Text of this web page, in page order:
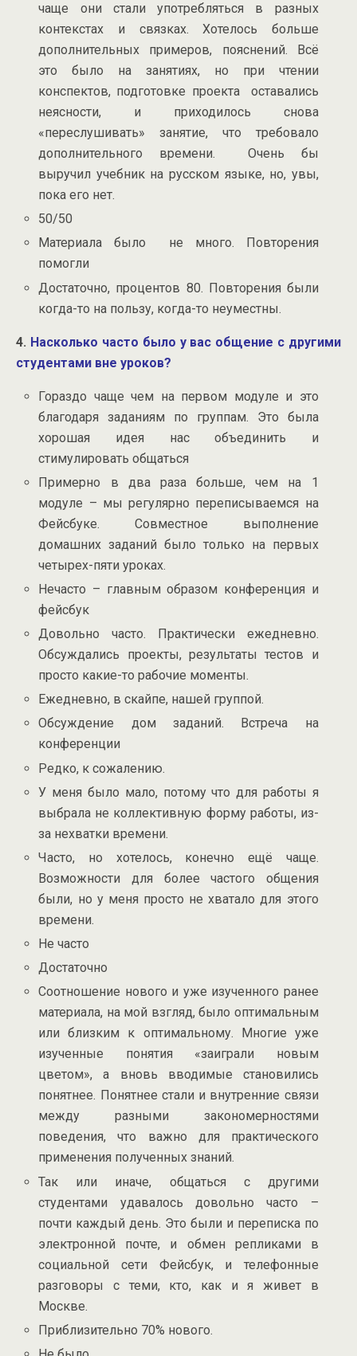
чаще они стали употребляться в разных
контекстах и связках. Хотелось больше
дополнительных примеров, пояснений. Всё
это было на занятиях, но при чтении
конспектов, подготовке проекта оставались
неясности, и приходилось снова
«переслушивать» занятие, что требовало
дополнительного времени. Очень бы
выручил учебник на русском языке, но, увы,
пока его нет.
50/50
Материала было не много. Повторения
помогли
Достаточно, процентов 80. Повторения были
когда-то на пользу, когда-то неуместны.
4. Насколько часто было у вас общение с другими
студентами вне уроков?
Гораздо чаще чем на первом модуле и это
благодаря заданиям по группам. Это была
хорошая идея нас объединить и
стимулировать общаться
Примерно в два раза больше, чем на 1
модуле – мы регулярно переписываемся на
Фейсбуке. Совместное выполнение
домашних заданий было только на первых
четырех-пяти уроках.
Нечасто – главным образом конференция и
фейсбук
Довольно часто. Практически ежедневно.
Обсуждались проекты, результаты тестов и
просто какие-то рабочие моменты.
Ежедневно, в скайпе, нашей группой.
Обсуждение дом заданий. Встреча на
конференции
Редко, к сожалению.
У меня было мало, потому что для работы я
выбрала не коллективную форму работы, из-
за нехватки времени.
Часто, но хотелось, конечно ещё чаще.
Возможности для более частого общения
были, но у меня просто не хватало для этого
времени.
Не часто
Достаточно
Соотношение нового и уже изученного ранее
материала, на мой взгляд, было оптимальным
или близким к оптимальному. Многие уже
изученные понятия «заиграли новым
цветом», а вновь вводимые становились
понятнее. Понятнее стали и внутренние связи
между разными закономерностями
поведения, что важно для практического
применения полученных знаний.
Так или иначе, общаться с другими
студентами удавалось довольно часто –
почти каждый день. Это были и переписка по
электронной почте, и обмен репликами в
социальной сети Фейсбук, и телефонные
разговоры с теми, кто, как и я живет в
Москве.
Приблизительно 70% нового.